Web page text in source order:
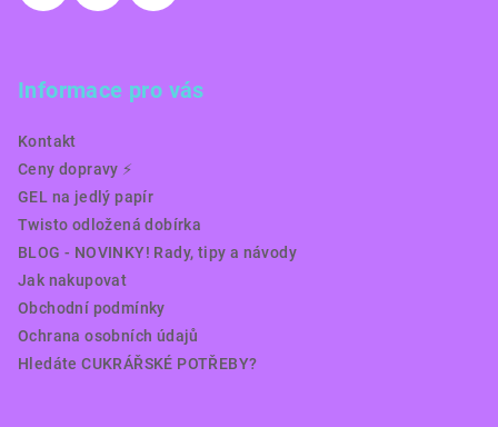
Informace pro vás
Kontakt
Ceny dopravy ⚡️
GEL na jedlý papír
Twisto odložená dobírka
BLOG - NOVINKY! Rady, tipy a návody
Jak nakupovat
Obchodní podmínky
Ochrana osobních údajů
Hledáte CUKRÁŘSKÉ POTŘEBY?